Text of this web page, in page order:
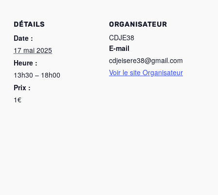
DÉTAILS
Date :
17 mai 2025
Heure :
13h30 – 18h00
Prix :
1€
ORGANISATEUR
CDJE38
E-mail
cdjeisere38@gmail.com
Voir le site Organisateur